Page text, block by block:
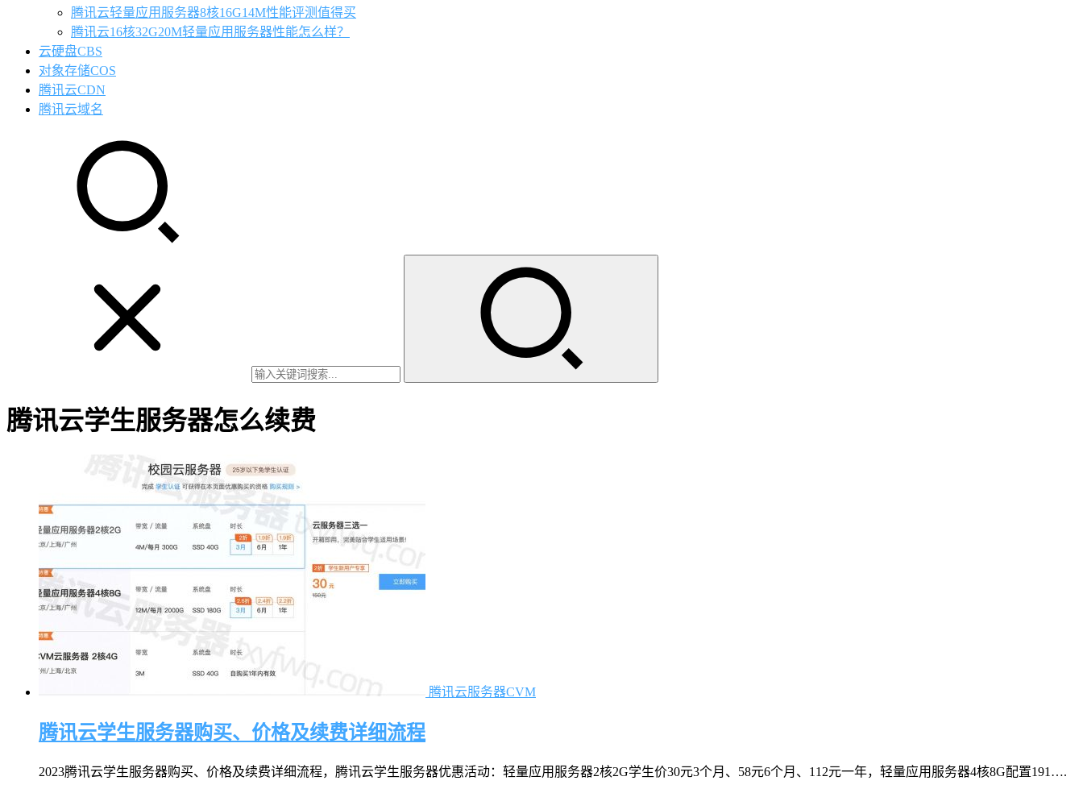
腾讯云轻量应用服务器8核16G14M性能评测值得买
腾讯云16核32G20M轻量应用服务器性能怎么样？
云硬盘CBS
对象存储COS
腾讯云CDN
腾讯云域名
腾讯云学生服务器怎么续费
腾讯云服务器CVM
腾讯云学生服务器购买、价格及续费详细流程
2023腾讯云学生服务器购买、价格及续费详细流程，腾讯云学生服务器优惠活动：轻量应用服务器2核2G学生价30元3个月、58元6个月、112元一年，轻量应用服务器4核8G配置191….